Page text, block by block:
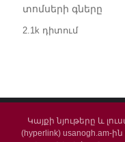
տոմսերի գները
2.1k դիտում
Կայքի նյութերը և
(hyperlink)